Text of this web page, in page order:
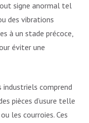
signe anormal tel
des vibrations
à un stade précoce, il
éviter une
industriels comprend
pièces d’usure telles
les courroies. Ces